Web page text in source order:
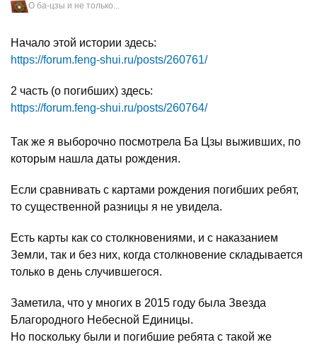
О ба-цзы и не только...
Начало этой истории здесь:
https://forum.feng-shui.ru/posts/260761/
2 часть (о погибших) здесь:
https://forum.feng-shui.ru/posts/260764/
Так же я выборочно посмотрела Ба Цзы выживших, по
которым нашла даты рождения.
Если сравнивать с картами рождения погибших ребят,
то существенной разницы я не увидела.
Есть карты как со столкновениями, и с наказанием
Земли, так и без них, когда столкновение складывается
только в день случившегося.
Заметила, что у многих в 2015 году была Звезда
Благородного Небесной Единицы.
Но поскольку были и погибшие ребята с такой же